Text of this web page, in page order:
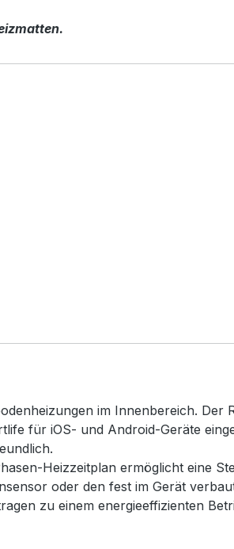
im Innenbereich. Der
für iOS- und Android-Geräte
Heizzeitplan ermöglicht eine
oder den fest im Gerät
zu einem energieeffizienten